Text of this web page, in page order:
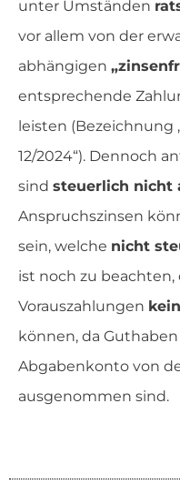
unter Umständen
vor allem von der
abhängigen
entsprechende
leisten (Bezeichnung
12/2024“). Dennoch
sind steuerlich nicht
Anspruchszinsen
sein, welche nicht
ist noch zu beachten,
Vorauszahlungen
können, da
Abgabenkonto von
ausgenommen sind.